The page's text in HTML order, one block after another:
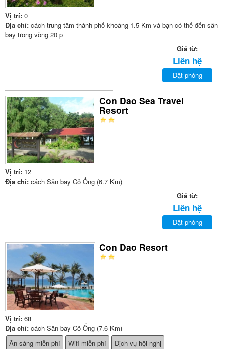
Vị trí: 0
Địa chỉ: cách trung tâm thành phố khoảng 1.5 Km và bạn có thể đến sân
bay trong vòng 20 p
Giá từ:
Liên hệ
Đặt phòng
Con Dao Sea Travel
Resort
Vị trí: 12
Địa chỉ: cách Sân bay Cỏ Ống (6.7 Km)
Giá từ:
Liên hệ
Đặt phòng
Con Dao Resort
Vị trí: 68
Địa chỉ: cách Sân bay Cỏ Ống (7.6 Km)
Ăn sáng miễn phí
Wifi miễn phí Dịch vụ hội nghị